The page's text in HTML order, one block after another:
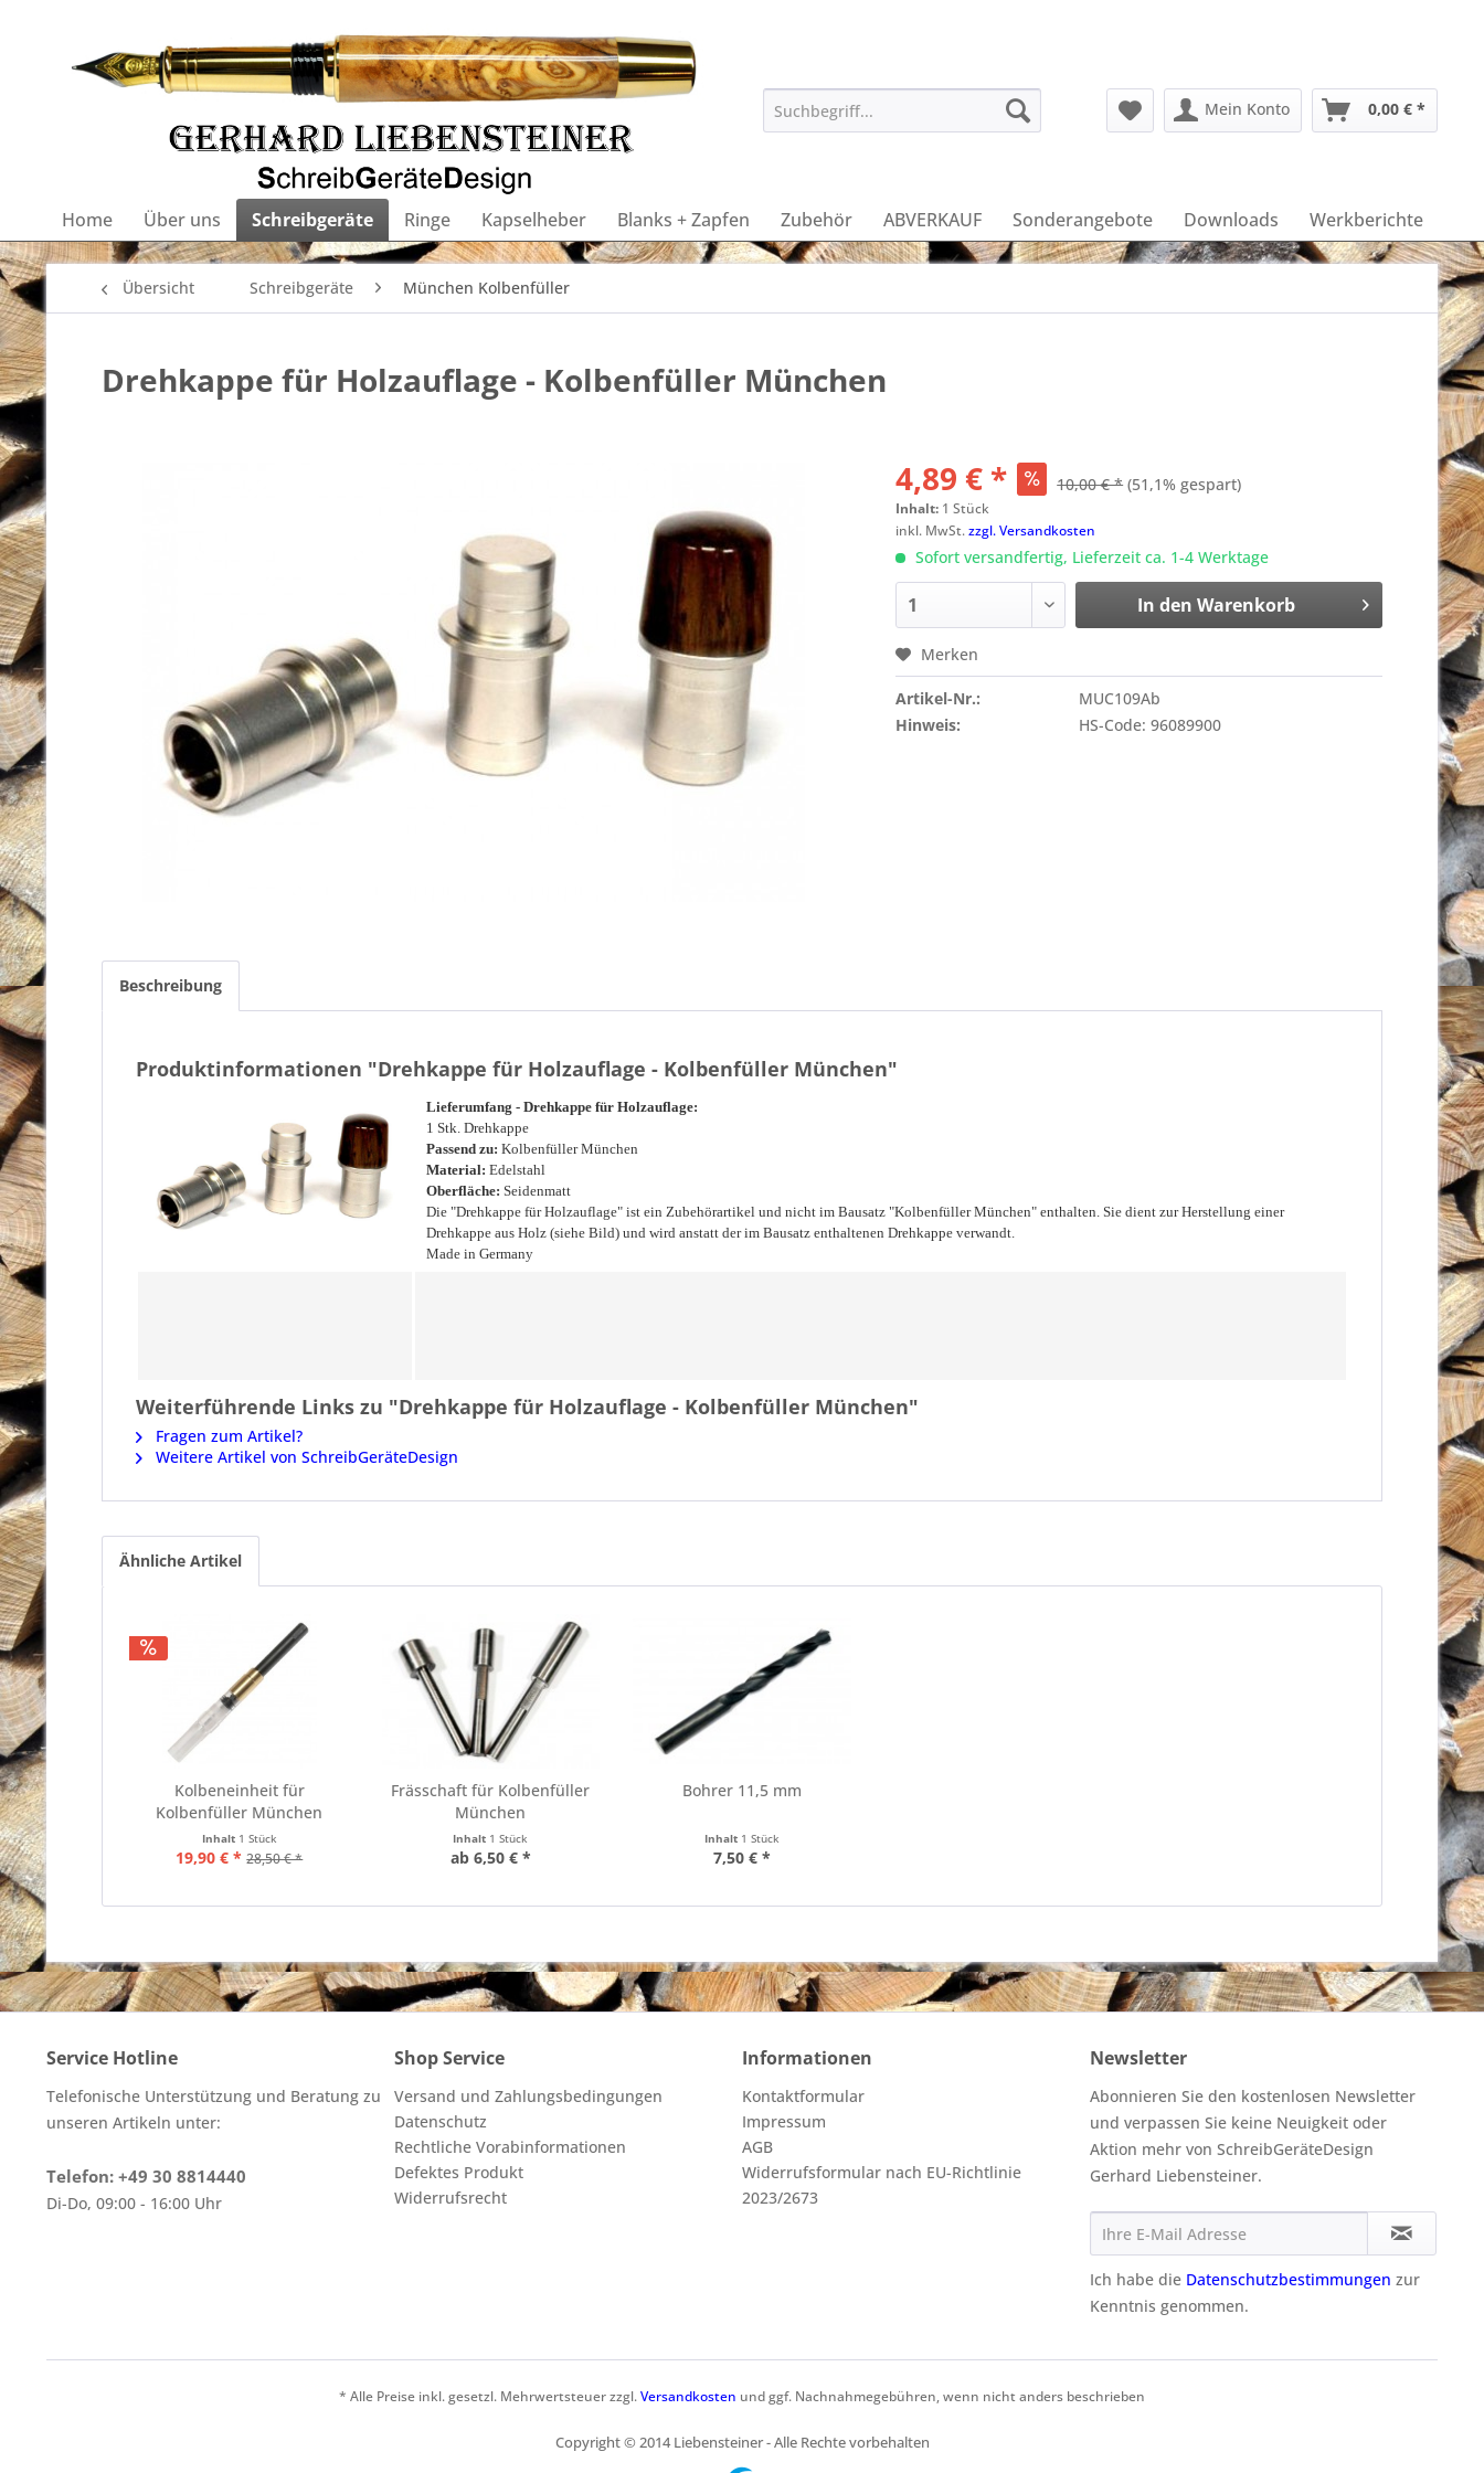
Mein Konto 0,00 € *
Home Über uns Schreibgeräte Ringe Kapselheber Blanks + Zapfen Zubehör ABVERKAUF Sonderangebote Downloads Werkberichte
Übersicht Schreibgeräte München Kolbenfüller
Drehkappe für Holzauflage - Kolbenfüller München
4,89 € * 10,00 € * (51,1% gespart)
Inhalt: 1 Stück
inkl. MwSt.zzgl. Versandkosten
Sofort versandfertig, Lieferzeit ca. 1-4 Werktage
In den Warenkorb
Merken
Artikel-Nr.:
MUC109Ab
Hinweis:
HS-Code: 96089900
Beschreibung
Produktinformationen "Drehkappe für Holzauflage - Kolbenfüller München"
Lieferumfang - Drehkappe für Holzauflage:
1 Stk. Drehkappe
Passend zu: Kolbenfüller München
Material: Edelstahl
Oberfläche: Seidenmatt
Die "Drehkappe für Holzauflage" ist ein Zubehörartikel und nicht im Bausatz "Kolbenfüller München" enthalten. Sie dient zur Herstellung einer
Drehkappe aus Holz (siehe Bild) und wird anstatt der im Bausatz enthaltenen Drehkappe verwandt.
Made in Germany
Weiterführende Links zu "Drehkappe für Holzauflage - Kolbenfüller München"
Fragen zum Artikel?
Weitere Artikel von SchreibGeräteDesign
Ähnliche Artikel
Kolbeneinheit für
Kolbenfüller München
Inhalt 1 Stück
19,90 € * 28,50 € *
Frässchaft für Kolbenfüller
München
Inhalt 1 Stück
ab 6,50 € *
Bohrer 11,5 mm
Inhalt 1 Stück
7,50 € *
Service Hotline
Telefonische Unterstützung und Beratung zu
unseren Artikeln unter:
Telefon: +49 30 8814440
Di-Do, 09:00 - 16:00 Uhr
Shop Service
Versand und Zahlungsbedingungen
Datenschutz
Rechtliche Vorabinformationen
Defektes Produkt
Widerrufsrecht
Informationen
Kontaktformular
Impressum
AGB
Widerrufsformular nach EU-Richtlinie
2023/2673
Newsletter
Abonnieren Sie den kostenlosen Newsletter
und verpassen Sie keine Neuigkeit oder
Aktion mehr von SchreibGeräteDesign
Gerhard Liebensteiner.
Ich habe die Datenschutzbestimmungen zur
Kenntnis genommen.
* Alle Preise inkl. gesetzl. Mehrwertsteuer zzgl.Versandkosten und ggf. Nachnahmegebühren, wenn nicht anders beschrieben
Copyright © 2014 Liebensteiner - Alle Rechte vorbehalten